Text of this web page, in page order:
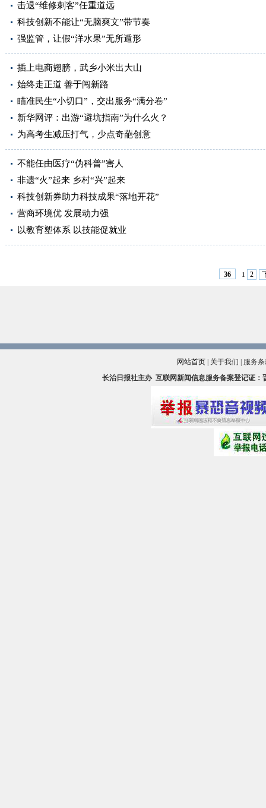
击退“维修刺客”任重道远
科技创新不能让“无脑爽文”带节奏
强监管，让假“洋水果”无所遁形
插上电商翅膀，武乡小米出大山
始终走正道 善于闯新路
瞄准民生“小切口”，交出服务“满分卷”
新华网评：出游“避坑指南”为什么火？
为高考生减压打气，少点奇葩创意
不能任由医疗“伪科普”害人
非遗“火”起来 乡村“兴”起来
科技创新券助力科技成果“落地开花”
营商环境优 发展动力强
以教育塑体系 以技能促就业
36 1 2
网站首页 关于我们
服务
长治日报社主办 互联网新闻信息服务备案登记证：